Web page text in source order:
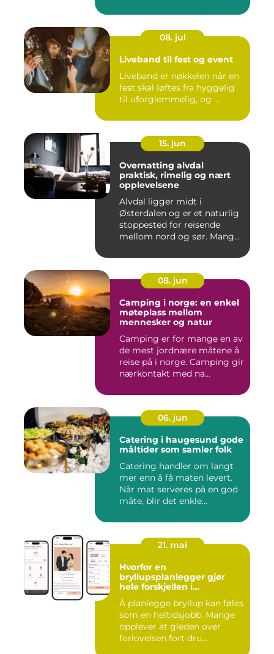
08. jul
Liveband til fest og event
Liveband er nøkkelen når en
fest skal løftes fra hyggelig
til uforglemmelig, og ...
15. jun
Overnatting alvdal
praktisk, rimelig og nært
opplevelsene
Alvdal ligger midt i
Østerdalen og er et naturlig
stoppested for reisende
mellom nord og sør. Mange
08. jun
Camping i norge: en enkel
møteplass mellom
mennesker og natur
Camping er for mange en av
de mest jordnære måtene å
reise på i norge. Camping gir
nærkontakt med na...
06. jun
Catering i haugesund gode
måltider som samler folk
Catering handler om langt
mer enn å få maten levert.
Når mat serveres på en god
måte, blir det enkle...
21. mai
Hvorfor en
bryllupsplanlegger gjør
hele forskjellen i
bryllupsplanleggingen
Å planlegge bryllup kan føles
som en heltidsjobb. Mange
opplever at gleden over
forlovelsen fort dru...